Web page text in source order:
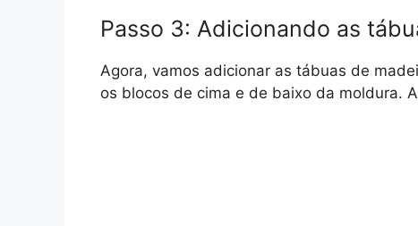
Passo 3: Adicionando as
Agora, vamos adicionar as tábuas de
os blocos de cima e de baixo da moldura.